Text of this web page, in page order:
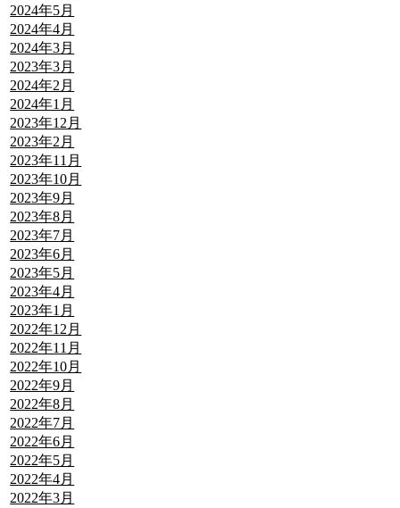
2024年5月
2024年4月
2024年3月
2023年3月
2024年2月
2024年1月
2023年12月
2023年2月
2023年11月
2023年10月
2023年9月
2023年8月
2023年7月
2023年6月
2023年5月
2023年4月
2023年1月
2022年12月
2022年11月
2022年10月
2022年9月
2022年8月
2022年7月
2022年6月
2022年5月
2022年4月
2022年3月